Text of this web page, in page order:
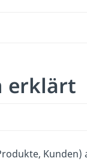
erklärt